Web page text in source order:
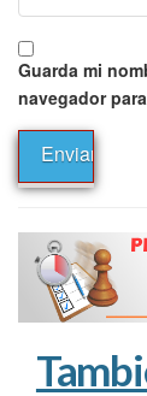
Guarda mi
navegador